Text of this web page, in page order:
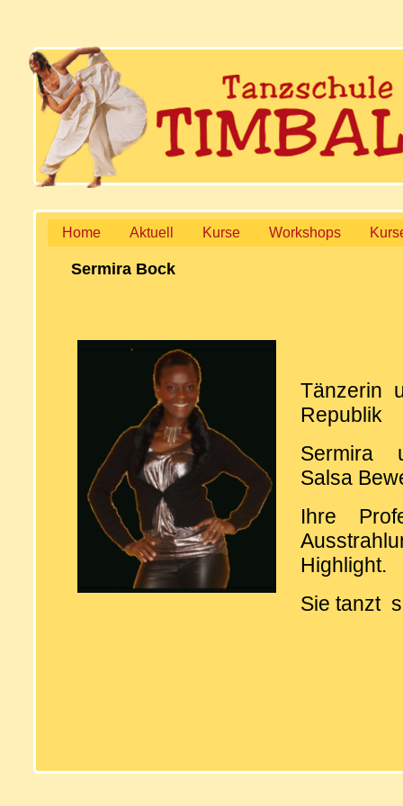
Home Aktuell Kurse Workshops
Sermira Bock
Tänzerin
Republik
Sermira
Salsa
Ihre
Highlight.
Sie tanzt